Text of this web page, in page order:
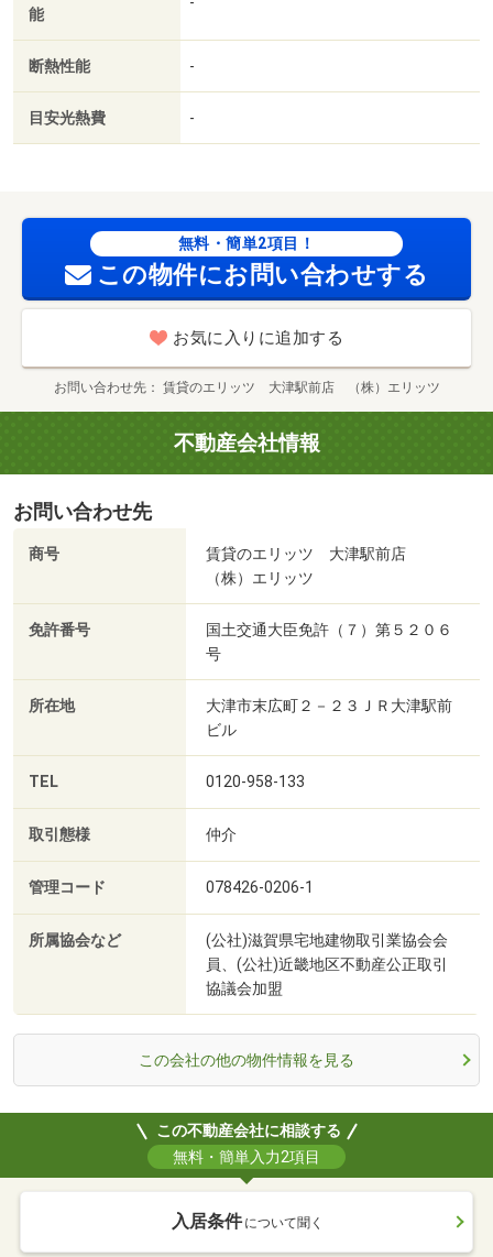
能
断熱性能 -
目安光熱費 -
無料・簡単2項目！
この物件にお問い合わせする
お気に入りに追加する
お問い合わせ先 賃貸のエリッツ 大津駅前店 （株）エリッツ
不動産会社情報
お問い合わせ先
商号
賃貸のエリッツ 大津駅前店
（株）エリッツ
免許番号
国土交通大臣免許（７）第５２０６
号
所在地
大津市末広町２－２３ＪＲ大津駅前
ビル
TEL 0120-958-133
取引態様 仲介
管理コード 078426-0206-1
所属協会など
(公社)滋賀県宅地建物取引業協会会
員、(公社)近畿地区不動産公正取引
協議会加盟
この会社の他の物件情報を見る
この不動産会社に相談する
無料・簡単入力2項目
入居条件 について聞く